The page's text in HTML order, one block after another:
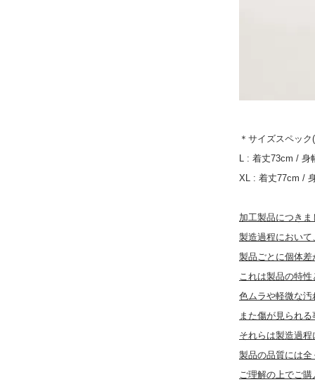
＊サイズスペッ
L : 着丈73cm / 身
XL : 着丈77cm /
加工製品につきま
製造過程において
製品ごとに個体差
これは製品の特性
色ムラや軽微な汚
また傷が見られる
それらは製造過程
製品の品質には全
ご理解の上でご購
8,800円(税